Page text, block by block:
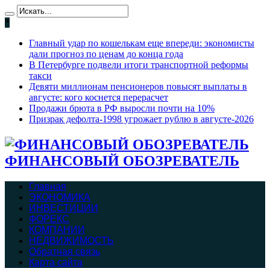
*
Главный удар по кошелькам еще впереди: экономисты
дали прогноз по ценам до конца года
В Петербурге подвели итоги транспортной реформы
такси
Девяти миллионам пенсионеров повысят выплаты в
августе: кого коснется перерасчет
Продажи брюта в РФ выросли почти на 10%
Призрак дефолта-1998 угрожает рублю в августе-2026
ФИНАНСОВЫЙ ОБОЗРЕВАТЕЛЬ
Главная
ЭКОНОМИКА
ИНВЕСТИЦИИ
ФОРЕКС
КОМПАНИИ
НЕДВИЖИМОСТЬ
Обратная связь
Карта сайта